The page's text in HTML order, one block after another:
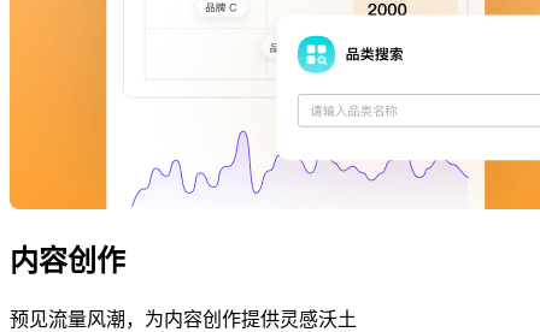
内容创作
预见流量风潮，为内容创作提供灵感沃土